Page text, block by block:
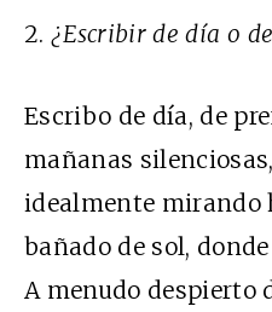
2. ¿Escribir de día o
Escribo de día, de
mañanas
idealmente mirando
bañado de sol,
A menudo despierto